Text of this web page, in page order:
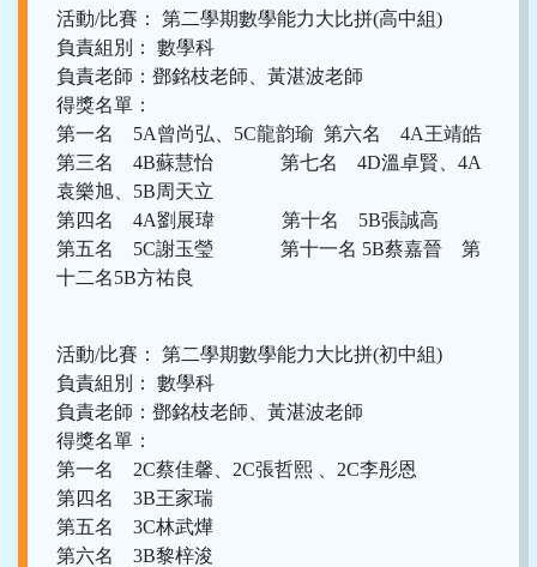
活動/比賽： 第二學期數學能力大比拼(高中組)
負責組別： 數學科
負責老師：鄧銘枝老師、黃湛波老師
得獎名單：
第一名 5A曾尚弘、5C龍韵瑜 第六名 4A王靖皓
第三名 4B蘇慧怡 第七名 4D溫卓賢、4A
袁樂旭、5B周天立
第四名 4A劉展瑋 第十名 5B張誠高
第五名 5C謝玉瑩 第十一名 5B蔡嘉晉 第
十二名5B方祐良
活動/比賽： 第二學期數學能力大比拼(初中組)
負責組別： 數學科
負責老師：鄧銘枝老師、黃湛波老師
得獎名單：
第一名 2C蔡佳馨、2C張哲熙 、2C李彤恩
第四名 3B王家瑞
第五名 3C林武燁
第六名 3B黎梓浚